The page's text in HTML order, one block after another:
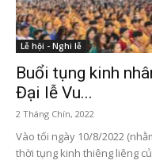
Lễ hội - Nghi lễ
Buổi tụng kinh
Đại lễ Vu...
2 Tháng Chín, 2022
Vào tối ngày 10/8/2022
thời tụng kinh thiêng liêng